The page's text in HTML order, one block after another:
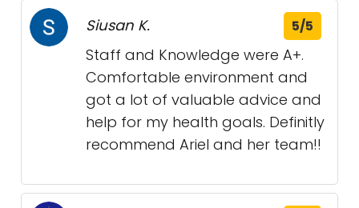
Siusan K. 5/5
Staff and Knowledge were A+.
Comfortable environment and
got a lot of valuable advice and
help for my health goals. Definitly
recommend Ariel and her team!!